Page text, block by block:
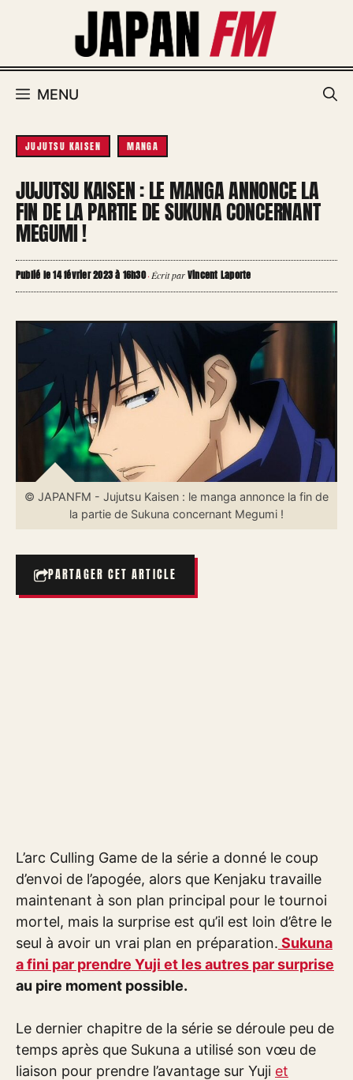
MENU
JUJUTSU KAISEN MANGA
JUJUTSU KAISEN : LE MANGA ANNONCE LA
FIN DE LA PARTIE DE SUKUNA CONCERNANT
MEGUMI !
Publié le 14 février 2023 à 16h30·Écrit parVincent Laporte
© JAPANFM - Jujutsu Kaisen : le manga annonce la fin de
la partie de Sukuna concernant Megumi !
PARTAGER CET ARTICLE
L’arc Culling Game de la série a donné le coup
d’envoi de l’apogée, alors que Kenjaku travaille
maintenant à son plan principal pour le tournoi
mortel, mais la surprise est qu’il est loin d’être le
seul à avoir un vrai plan en préparation. Sukuna
a fini par prendre Yuji et les autres par surprise
au pire moment possible.
Le dernier chapitre de la série se déroule peu de
temps après que Sukuna a utilisé son vœu de
liaison pour prendre l’avantage sur Yuji et